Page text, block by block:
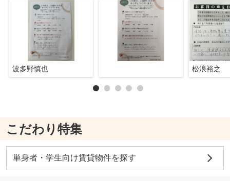
波多野慎也 松浪裕之
こだわり特集
単身者・学生向け賃貸物件を探す